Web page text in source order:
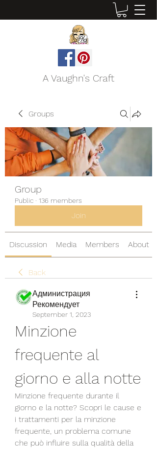
A Vaughn's Craft
Groups
Group
Public · 136 members
Join
Discussion Media Members About
Back
Администрация
Рекомендует
September 1, 2023
Minzione
frequente al
giorno e alla notte
Minzione frequente durante il
giorno e la notte? Scopri le cause e
i trattamenti per la minzione
frequente, un problema comune
che può influire sulla qualità della